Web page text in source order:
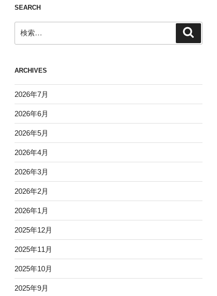
SEARCH
索:
ARCHIVES
2026年7月
2026年6月
2026年5月
2026年4月
2026年3月
2026年2月
2026年1月
2025年12月
2025年11月
2025年10月
2025年9月